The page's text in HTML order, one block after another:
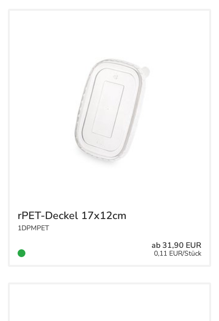
rPET-Deckel 17x12cm
1DPMPET
ab 31,90 EUR
0,11 EUR/Stück